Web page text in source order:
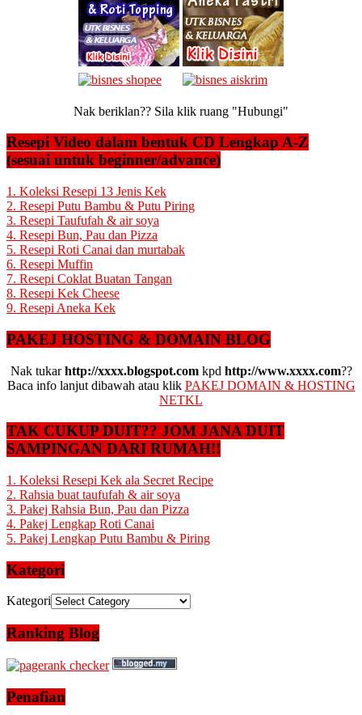
Nak beriklan?? Sila klik ruang "Hubungi"
Resepi Video dalam bentuk CD Lengkap A-Z
(sesuai untuk beginner/advance)
1. Koleksi Resepi 13 Jenis Kek
2. Resepi Putu Bambu & Putu Piring
3. Resepi Taufufah & air soya
4. Resepi Bun, Pau dan Pizza
5. Resepi Roti Canai dan murtabak
6. Resepi Muffin
7. Resepi Coklat Buatan Tangan
8. Resepi Kek Cheese
9. Resepi Aneka Kek
PAKEJ HOSTING & DOMAIN BLOG
Nak tukarhttp://xxxx.blogspot.comkpd http://www.xxxx.com??
Baca info lanjut dibawah atau klik PAKEJ DOMAIN & HOSTING
NETKL
TAK CUKUP DUIT?? JOM JANA DUIT
SAMPINGAN DARI RUMAH!!
1. Koleksi Resepi Kek ala Secret Recipe
2. Rahsia buat taufufah & air soya
3. Pakej Rahsia Bun, Pau dan Pizza
4. Pakej Lengkap Roti Canai
5. Pakej Lengkap Putu Bambu & Piring
Kategori
Kategori
Ranking Blog
Penafian